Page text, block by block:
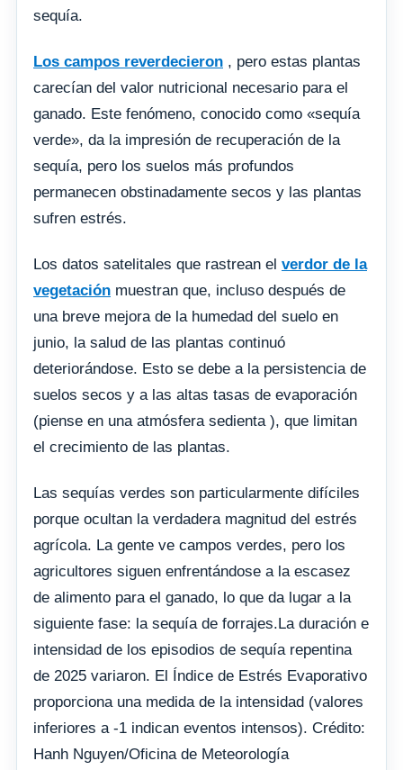
sequía.
Los campos reverdecieron , pero estas plantas
carecían del valor nutricional necesario para el
ganado. Este fenómeno, conocido como «sequía
verde», da la impresión de recuperación de la
sequía, pero los suelos más profundos
permanecen obstinadamente secos y las plantas
sufren estrés.
Los datos satelitales que rastrean el verdor de la
vegetación muestran que, incluso después de
una breve mejora de la humedad del suelo en
junio, la salud de las plantas continuó
deteriorándose. Esto se debe a la persistencia de
suelos secos y a las altas tasas de evaporación
(piense en una atmósfera sedienta ), que limitan
el crecimiento de las plantas.
Las sequías verdes son particularmente difíciles
porque ocultan la verdadera magnitud del estrés
agrícola. La gente ve campos verdes, pero los
agricultores siguen enfrentándose a la escasez
de alimento para el ganado, lo que da lugar a la
siguiente fase: la sequía de forrajes.La duración e
intensidad de los episodios de sequía repentina
de 2025 variaron. El Índice de Estrés Evaporativo
proporciona una medida de la intensidad (valores
inferiores a -1 indican eventos intensos). Crédito:
Hanh Nguyen/Oficina de Meteorología